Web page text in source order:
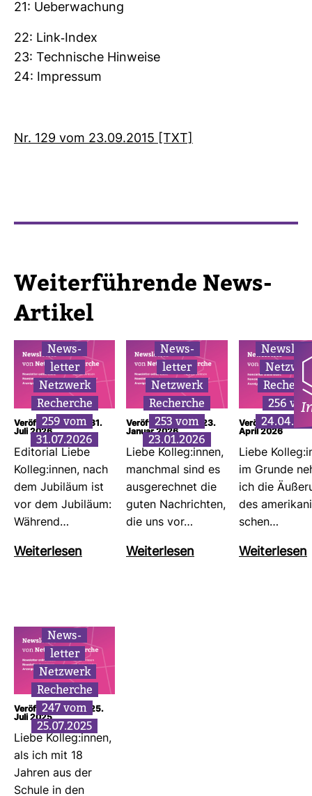
21: Ueber­wa­chung
22: Link-​Index
23: Tech­ni­sche Hin­weise
24: Impressum
Nr. 129 vom 23.09.2015 [TXT]
Wei­ter­füh­rende News-​
Artikel
News­
letter
Netz­werk
Recherche
259 vom
31.07.2026
Veröffentlicht am: 31.
Juli 2026
Edi­to­rial Liebe
Kolleg:innen, nach
dem Jubi­läum ist
vor dem Jubi­läum:
Wäh­rend…
Wei­ter­lesen
News­
letter
Netz­werk
Recherche
253 vom
23.01.2026
Veröffentlicht am: 23.
Januar 2026
Liebe Kolleg:innen,
manchmal sind es
aus­ge­rechnet die
guten Nach­richten,
die uns vor…
Wei­ter­lesen
256
Veröffentlicht
April 2026
Liebe
im Grunde
ich die
des
schen…
Wei­ter­lesen
News­
letter
Netz­werk
Recherche
247 vom
25.07.2025
Veröffentlicht am: 25.
Juli 2025
Liebe Kolleg:innen,
als ich mit 18
Jahren aus der
Schule in den